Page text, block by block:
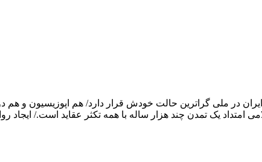
در ملی گراترین حالت خودش قرار دارد/ هم اپوزیسیون و هم
یک تمدن چند هزار ساله با همه تکثر عقاید است./ ایجاد